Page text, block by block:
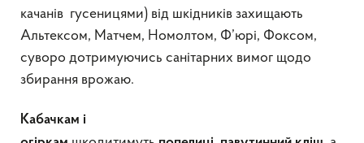
качанів гусеницями) від шкідників захищають
Альтексом, Матчем, Номолтом, Ф’юрі, Фоксом,
суворо дотримуючись санітарних вимог щодо
збирання врожаю.
Кабачкам і